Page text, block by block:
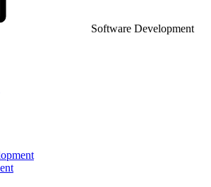
Software Development